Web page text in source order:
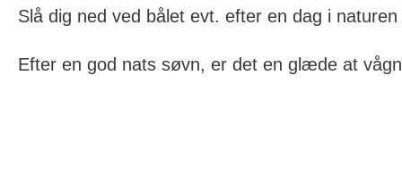
Slå dig ned ved bålet evt. efter en dag i
Efter en god nats søvn, er det en glæde at